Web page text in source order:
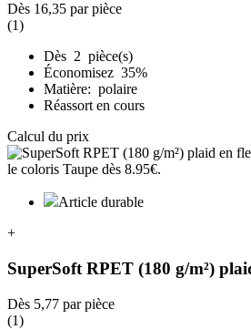
Dès 16,35 par pièce
(1)
Dès 2 pièce(s)
Économisez 35%
Matière: polaire
Réassort en cours
Calcul du prix
Article durable
+
SuperSoft RPET (180 g/m²)
Dès 5,77 par pièce
(1)